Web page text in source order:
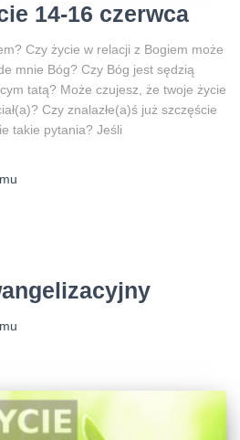
14-16 czerwca
Czy życie w relacji z Bogiem może
mnie Bóg? Czy Bóg jest sędzią
tatą? Może czujesz, że twoje życie
Czy znalazłe(a)ś już szczęście
takie pytania? Jeśli